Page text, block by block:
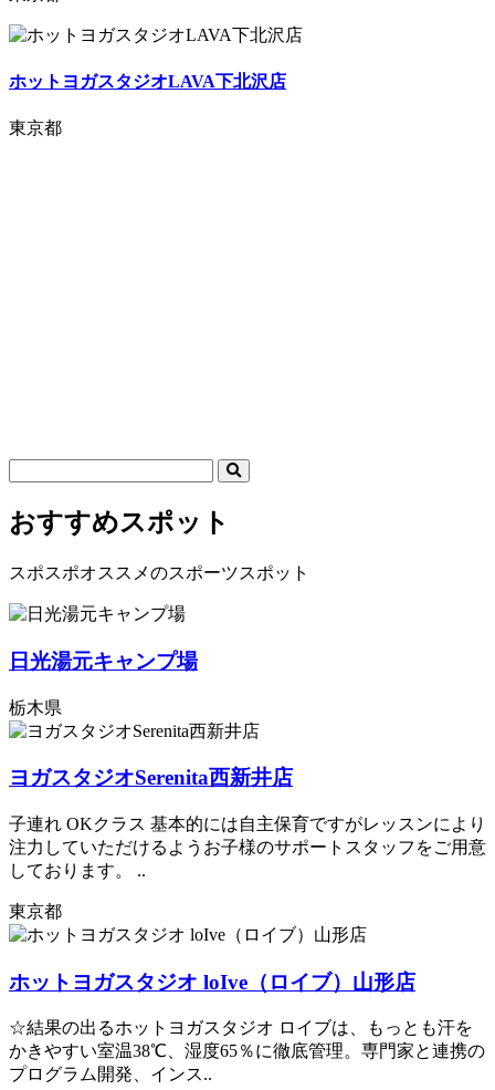
ホットヨガスタジオLAVA下北沢店
東京都
おすすめスポット
スポスポオススメのスポーツスポット
日光湯元キャンプ場
栃木県
ヨガスタジオSerenita西新井店
子連れ OKクラス 基本的には自主保育ですがレッスンにより
注力していただけるようお子様のサポートスタッフをご用意
しております。 ..
東京都
ホットヨガスタジオ loIve（ロイブ）山形店
☆結果の出るホットヨガスタジオ ロイブは、もっとも汗を
かきやすい室温38℃、湿度65％に徹底管理。専門家と連携の
プログラム開発、インス..